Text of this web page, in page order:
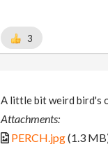
3
A little bit weird bird's
Attachments:
PERCH.jpg(1.3